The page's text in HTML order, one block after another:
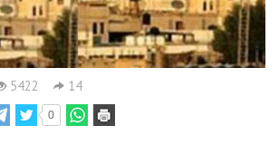
5422 14
0